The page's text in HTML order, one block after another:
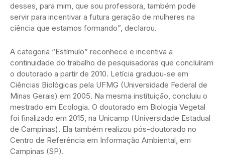
desses, para mim, que sou professora, também pode
servir para incentivar a futura geração de mulheres na
ciência que estamos formando”, declarou.
A categoria “Estímulo” reconhece e incentiva a
continuidade do trabalho de pesquisadoras que concluíram
o doutorado a partir de 2010. Letícia graduou-se em
Ciências Biológicas pela UFMG (Universidade Federal de
Minas Gerais) em 2005. Na mesma instituição, concluiu o
mestrado em Ecologia. O doutorado em Biologia Vegetal
foi finalizado em 2015, na Unicamp (Universidade Estadual
de Campinas). Ela também realizou pós-doutorado no
Centro de Referência em Informação Ambiental, em
Campinas (SP).